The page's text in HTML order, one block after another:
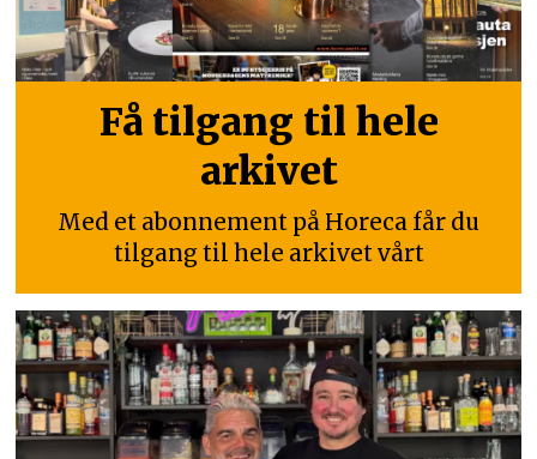
Få tilgang til hele
arkivet
Med et abonnement på Horeca får du
tilgang til hele arkivet vårt